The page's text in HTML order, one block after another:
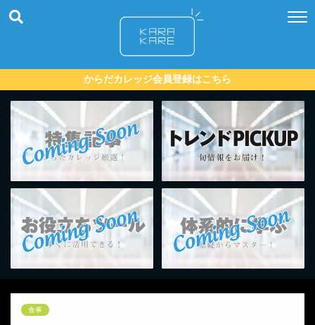
からだカレッジ会員登録はこちら
食事